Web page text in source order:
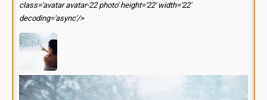
class='avatar avatar-22 photo' height='22' width='22'
decoding='async'/>